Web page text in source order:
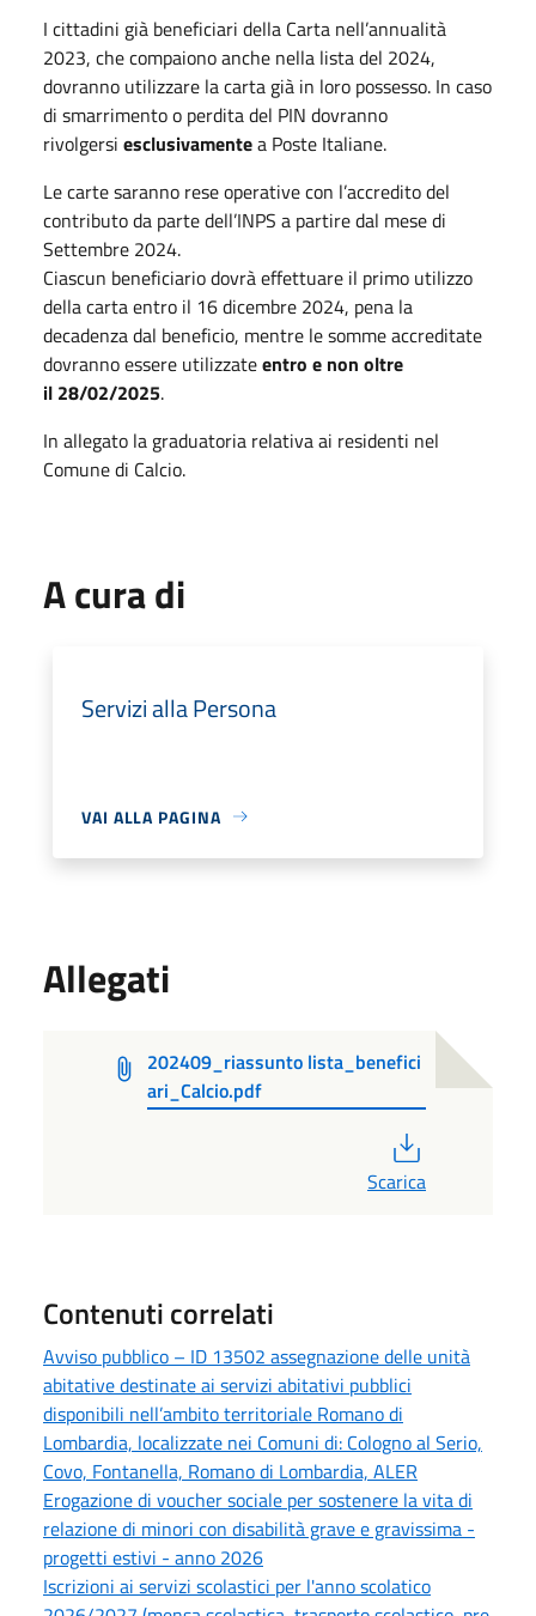
I cittadini già beneficiari della Carta nell’annualità
2023, che compaiono anche nella lista del 2024,
dovranno utilizzare la carta già in loro possesso. In caso
di smarrimento o perdita del PIN dovranno
rivolgersi esclusivamentea Poste Italiane.
Le carte saranno rese operative con l’accredito del
contributo da parte dell’INPS a partire dal mese di
Settembre 2024.
Ciascun beneficiario dovrà effettuare il primo utilizzo
della carta entro il 16 dicembre 2024, pena la
decadenza dal beneficio, mentre le somme accreditate
dovranno essere utilizzateentro e non oltre
il 28/02/2025.
In allegato la graduatoria relativa ai residenti nel
Comune di Calcio.
A cura di
Servizi alla Persona
VAI ALLA PAGINA
Allegati
202409_riassunto lista_benefici
ari_Calcio.pdf
Scarica
Contenuti correlati
Avviso pubblico – ID 13502 assegnazione delle unità
abitative destinate ai servizi abitativi pubblici
disponibili nell’ambito territoriale Romano di
Lombardia, localizzate nei Comuni di: Cologno al Serio,
Covo, Fontanella, Romano di Lombardia, ALER
Erogazione di voucher sociale per sostenere la vita di
relazione di minori con disabilità grave e gravissima -
progetti estivi - anno 2026
Iscrizioni ai servizi scolastici per l'anno scolatico